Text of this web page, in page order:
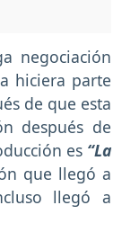
negociación
hiciera parte
de que esta
después de
es “La
que llegó a
llegó a